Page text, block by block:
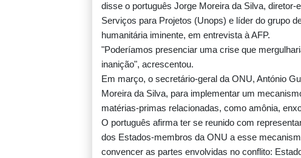
disse o português Jorge Moreira da Silva,
Serviços para Projetos (Unops) e líder do grupo
humanitária iminente, em entrevista à AFP.
"Poderíamos presenciar uma crise que
inanição", acrescentou.
Em março, o secretário-geral da ONU, António
Moreira da Silva, para implementar um
matérias-primas relacionadas, como amônia,
O português afirma ter se reunido com
dos Estados-membros da ONU a esse
convencer as partes envolvidas no conflito: